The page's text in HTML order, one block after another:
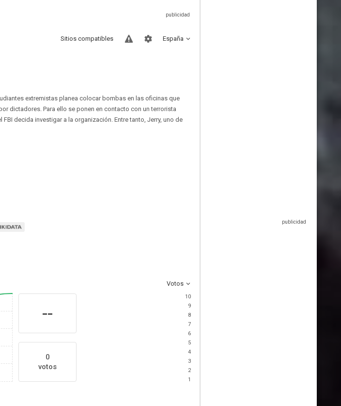
España
Sitios compatibles
extremistas planea colocar bombas en las oficinas que
dictadores. Para ello se ponen en contacto con un terrorista
decida investigar a la organización. Entre tanto, Jerry, uno de
Votos
--
0
votos
10
9
8
7
6
5
4
3
2
1